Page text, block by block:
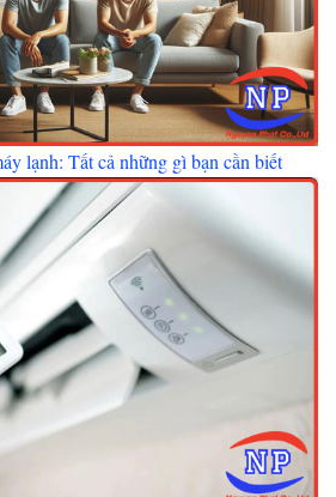
lạnh: Tất cả những gì bạn cần biết